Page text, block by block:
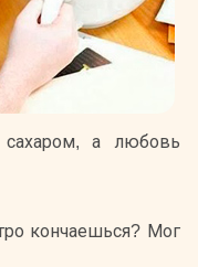
а любовь
кончаешься? Мог